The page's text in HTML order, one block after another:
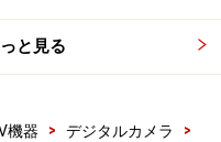
と見る
機器 > デジタルカメラ
>